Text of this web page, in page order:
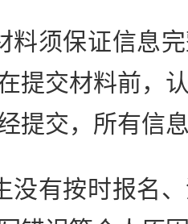
须保证信息完
提交材料前，
提交，所有信
有按时报名、